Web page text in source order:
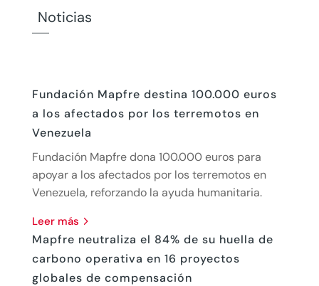
Noticias
Fundación Mapfre destina 100.000 euros
a los afectados por los terremotos en
Venezuela
Fundación Mapfre dona 100.000 euros para
apoyar a los afectados por los terremotos en
Venezuela, reforzando la ayuda humanitaria.
leer más
Mapfre neutraliza el 84% de su huella de
carbono operativa en 16 proyectos
globales de compensación